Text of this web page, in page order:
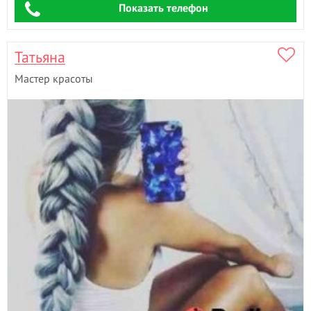
Ламинирование волос
Лечебный массаж
Лимфодринажный массаж
М
Маникюр- 34
Маникюр + гель лак
- 30
Мануальная пластика живота
Массаж - 5
Массаж лица- 5
Массаж стоп- 3
Медовый массаж
- 1
Мезотерапия- 1
Моделирование лица
Моментальный загар
Мужская стрижка- 2
Мужской маникюр
Показать телефон
Татьяна
Мастер красоты